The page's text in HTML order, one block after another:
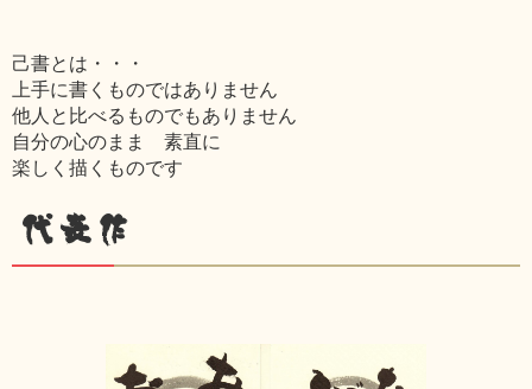
己書とは・・・
上手に書くものではありません
他人と比べるものでもありません
自分の心のまま 素直に
楽しく描くものです
代表作